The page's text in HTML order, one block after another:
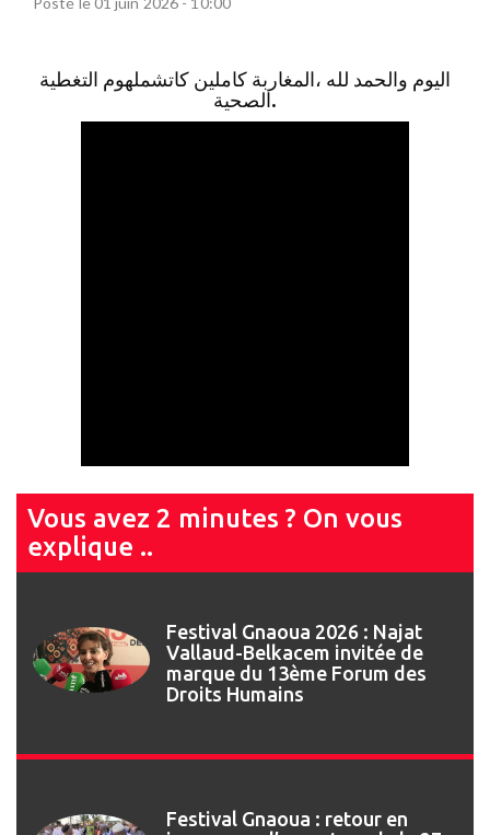
اليوم والحمد لله ،المغاربة كاملين كاتشملهوم التغطية
الصحية.
Vous avez 2 minutes ? On vous
explique ..
Festival Gnaoua 2026 : Najat
Vallaud-Belkacem invitée de
marque du 13ème Forum des
Droits Humains
Festival Gnaoua : retour en